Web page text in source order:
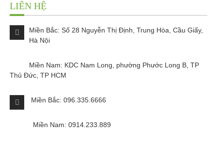
LIÊN HỆ
Miền Bắc: Số 28 Nguyễn Thị Định, Trung Hòa, Cầu Giấy,
Hà Nội
Miền Nam: KDC Nam Long, phường Phước Long B, TP
Thủ Đức, TP HCM
Miền Bắc: 096.335.6666
Miền Nam: 0914.233.889